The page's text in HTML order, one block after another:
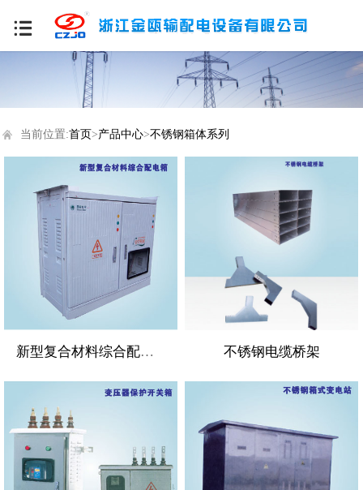
当前位置:首页>产品中心>不锈钢箱体系列
新型复合材料综合配电箱 不锈钢电缆桥架